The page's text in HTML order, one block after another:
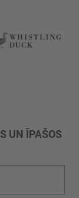
UN ĪPAŠOS